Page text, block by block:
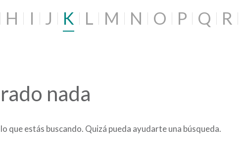
H I J K L M N O P Q R
nada
que estás buscando. Quizá pueda ayudarte una búsqueda.